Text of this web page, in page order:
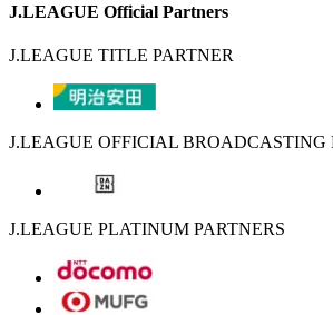
J.LEAGUE Official Partners
J.LEAGUE TITLE PARTNER
J.LEAGUE OFFICIAL BROADCASTING
J.LEAGUE PLATINUM PARTNERS